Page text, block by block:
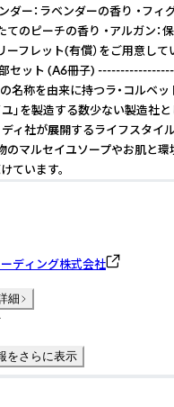
ダー：ラベンダーの香り ・フ
てのピーチの香り ・アルガ
ーフレット(有償）をご用意して
セット (A6冊子)
名称を由来に持つラ・コルベッ
ユ」を製造する数少ない製造社
ディ社が展開するライフスタイ
のマルセイユソープやお肌と
ています。
ディング株式会社
細
をさらに表示